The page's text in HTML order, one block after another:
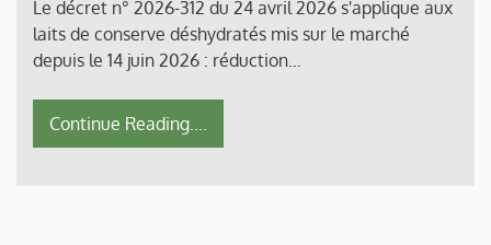
Le décret n° 2026-312 du 24 avril 2026 s'applique aux
laits de conserve déshydratés mis sur le marché
depuis le 14 juin 2026 : réduction…
Continue Reading....